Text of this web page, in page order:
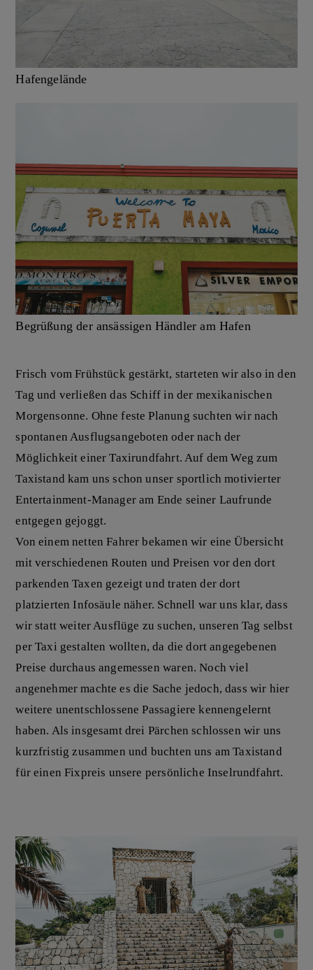
Hafengelände
Begrüßung der ansässigen Händler am Hafen
Frisch vom Frühstück gestärkt, starteten wir also in den
Tag und verließen das Schiff in der mexikanischen
Morgensonne. Ohne feste Planung suchten wir nach
spontanen Ausflugsangeboten oder nach der
Möglichkeit einer Taxirundfahrt. Auf dem Weg zum
Taxistand kam uns schon unser sportlich motivierter
Entertainment-Manager am Ende seiner Laufrunde
entgegen gejoggt.
Von einem netten Fahrer bekamen wir eine Übersicht
mit verschiedenen Routen und Preisen vor den dort
parkenden Taxen gezeigt und traten der dort
platzierten Infosäule näher. Schnell war uns klar, dass
wir statt weiter Ausflüge zu suchen, unseren Tag selbst
per Taxi gestalten wollten, da die dort angegebenen
Preise durchaus angemessen waren. Noch viel
angenehmer machte es die Sache jedoch, dass wir hier
weitere unentschlossene Passagiere kennengelernt
haben. Als insgesamt drei Pärchen schlossen wir uns
kurzfristig zusammen und buchten uns am Taxistand
für einen Fixpreis unsere persönliche Inselrundfahrt.